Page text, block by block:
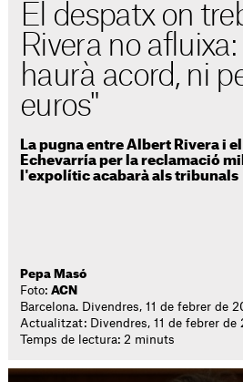
El despatx on
Rivera no
haurà acord, ni
euros"
La pugna entre Albert Rivera i
Echevarría per la reclamació
l'expolític acabarà als tribunals
Pepa Masó
Foto:ACN
Barcelona. Divendres, 11 de febrer de
Actualitzat: Divendres, 11 de febrer de
Temps de lectura: 2 minuts